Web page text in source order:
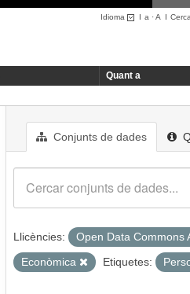
Idioma I a ·A I
Quant a
Conjunts de dades
Llicències: Open Data Commons
Econòmica
Etiquetes: